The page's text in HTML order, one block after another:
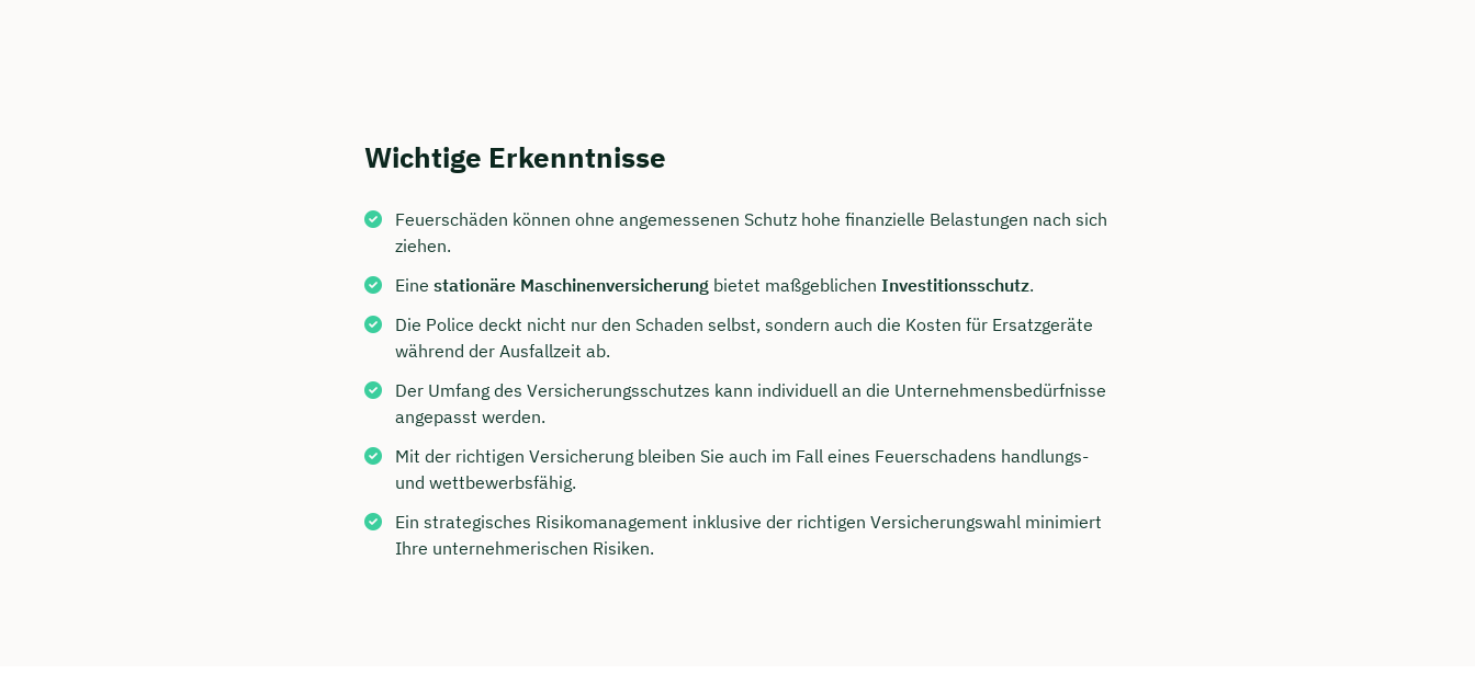
Wichtige Erkenntnisse
Feuerschäden können ohne angemessenen Schutz hohe finanzielle Belastungen nach sich
ziehen.
Eine stationäre Maschinenversicherung bietet maßgeblichen Investitionsschutz.
Die Police deckt nicht nur den Schaden selbst, sondern auch die Kosten für Ersatzgeräte
während der Ausfallzeit ab.
Der Umfang des Versicherungsschutzes kann individuell an die Unternehmensbedürfnisse
angepasst werden.
Mit der richtigen Versicherung bleiben Sie auch im Fall eines Feuerschadens handlungs-
und wettbewerbsfähig.
Ein strategisches Risikomanagement inklusive der richtigen Versicherungswahl minimiert
Ihre unternehmerischen Risiken.
Jetzt persönliches
Beratungsgespräch mit Jonas
Ubben sichern 🤝
Wir beraten dich Montag bis Freitag von 8 bis 18 Uhr
Dauer: ca. 30 Minuten
Kostenfrei & unverbindlich